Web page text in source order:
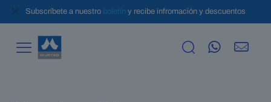
Subscríbete a nuestro boletín y recibe infromación y descuentos